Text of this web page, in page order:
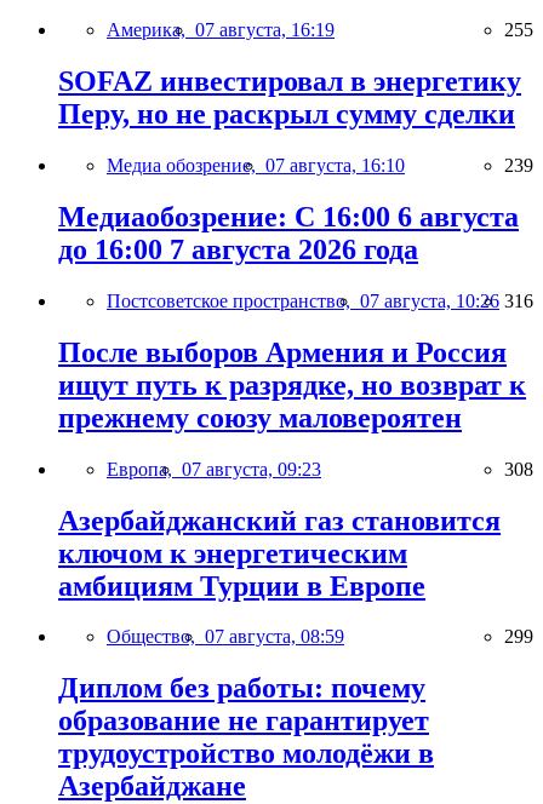
Америка, 07 августа, 16:19 255
SOFAZ инвестировал в энергетику
Перу, но не раскрыл сумму сделки
Медиа обозрение, 07 августа, 16:10 239
Медиаобозрение: С 16:00 6 августа
до 16:00 7 августа 2026 года
Постсоветское пространство, 07 августа, 10:26 316
После выборов Армения и Россия
ищут путь к разрядке, но возврат к
прежнему союзу маловероятен
Европа, 07 августа, 09:23 308
Азербайджанский газ становится
ключом к энергетическим
амбициям Турции в Европе
Общество, 07 августа, 08:59 299
Диплом без работы: почему
образование не гарантирует
трудоустройство молодёжи в
Азербайджане